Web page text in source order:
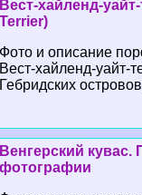
Вест-хайленд-
Terrier)
Фото и описание
Вест-хайленд-уайт-
Гебридских
Венгерский кувас.
фотографии